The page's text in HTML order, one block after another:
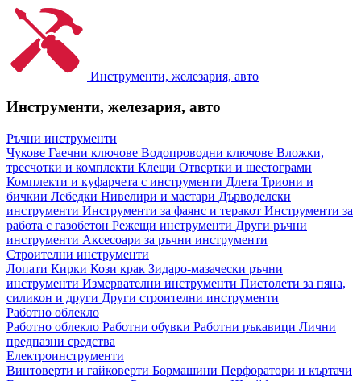
Инструменти, железария, авто
Инструменти, железария, авто
Ръчни инструменти
Чукове Гаечни ключове Водопроводни ключове Вложки,
тресчотки и комплекти Клещи Отвертки и шестограми
Комплекти и куфарчета с инструменти Длета Триони и
бичкии Лебедки Нивелири и мастари Дърводелски
инструменти Инструменти за фаянс и теракот Инструменти за
работа с газобетон Режещи инструменти Други ръчни
инструменти Аксесоари за ръчни инструменти
Строителни инструменти
Лопати Кирки Кози крак Зидаро-мазачески ръчни
инструменти Измервателни инструменти Пистолети за пяна,
силикон и други Други строителни инструменти
Работно облекло
Работно облекло Работни обувки Работни ръкавици Лични
предпазни средства
Електроинструменти
Винтоверти и гайковерти Бормашини Перфоратори и къртачи